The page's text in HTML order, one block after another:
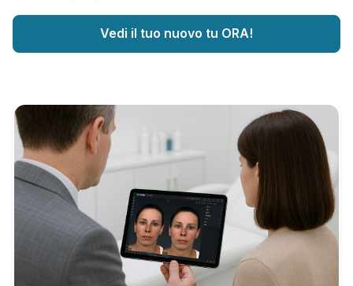
Vedi il tuo nuovo tu ORA!